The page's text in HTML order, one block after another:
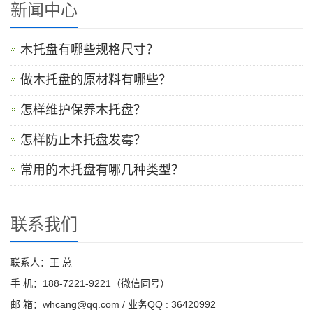
新闻中心
木托盘有哪些规格尺寸？
做木托盘的原材料有哪些？
怎样维护保养木托盘？
怎样防止木托盘发霉？
常用的木托盘有哪几种类型？
联系我们
联系人：王 总
手 机：188-7221-9221（微信同号）
邮 箱：whcang@qq.com / 业务QQ : 36420992